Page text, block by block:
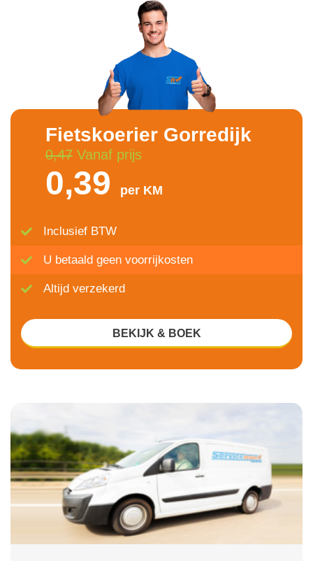
Fietskoerier Gorredijk
0,47Vanaf prijs
0,39 per KM
Inclusief BTW
U betaald geen voorrijkosten
Altijd verzekerd
BEKIJK & BOEK